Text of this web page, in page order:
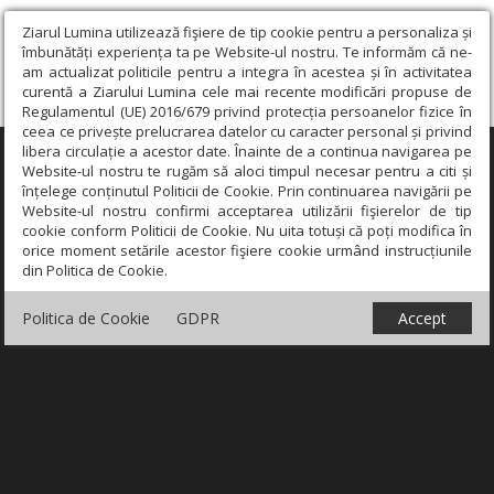
Ziarul Lumina utilizează fişiere de tip cookie pentru a personaliza și
îmbunătăți experiența ta pe Website-ul nostru. Te informăm că ne-
am actualizat politicile pentru a integra în acestea și în activitatea
curentă a Ziarului Lumina cele mai recente modificări propuse de
Regulamentul (UE) 2016/679 privind protecția persoanelor fizice în
ceea ce privește prelucrarea datelor cu caracter personal și privind
libera circulație a acestor date. Înainte de a continua navigarea pe
Website-ul nostru te rugăm să aloci timpul necesar pentru a citi și
înțelege conținutul Politicii de Cookie. Prin continuarea navigării pe
Website-ul nostru confirmi acceptarea utilizării fişierelor de tip
cookie conform Politicii de Cookie. Nu uita totuși că poți modifica în
orice moment setările acestor fişiere cookie urmând instrucțiunile
din Politica de Cookie.
Politica de Cookie GDPR Accept
×